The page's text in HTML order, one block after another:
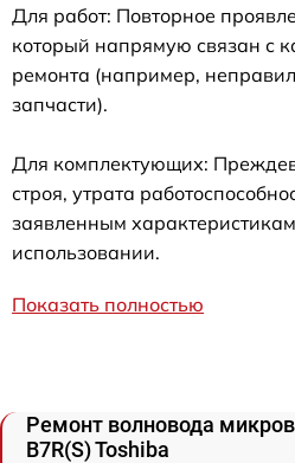
Для работ: Повторное
который напрямую связан с
ремонта (например,
запчасти).
Для комплектующих:
строя, утрата
заявленным
использовании.
Показать полностью
Ремонт волновода
B7R(S) Toshiba